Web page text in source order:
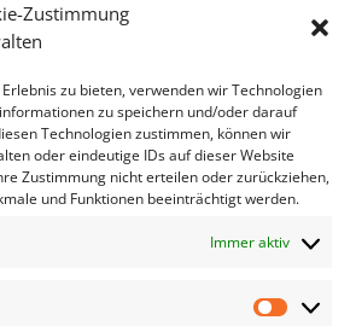
Zustimmung
zu bieten, verwenden wir Technologien
zu speichern und/oder darauf
Technologien zustimmen, können wir
oder eindeutige IDs auf dieser Website
Zustimmung nicht erteilen oder zurückziehen,
und Funktionen beeinträchtigt werden.
Immer aktiv
ein.
*